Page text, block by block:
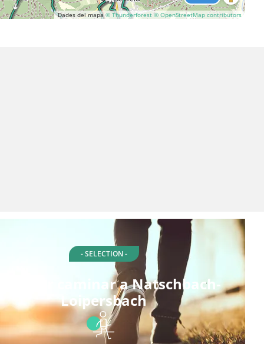
Dades del mapa© Thunderforest © OpenStreetMap contributors
- SELECTION -
per caminar a Natschbach-
Loipersbach